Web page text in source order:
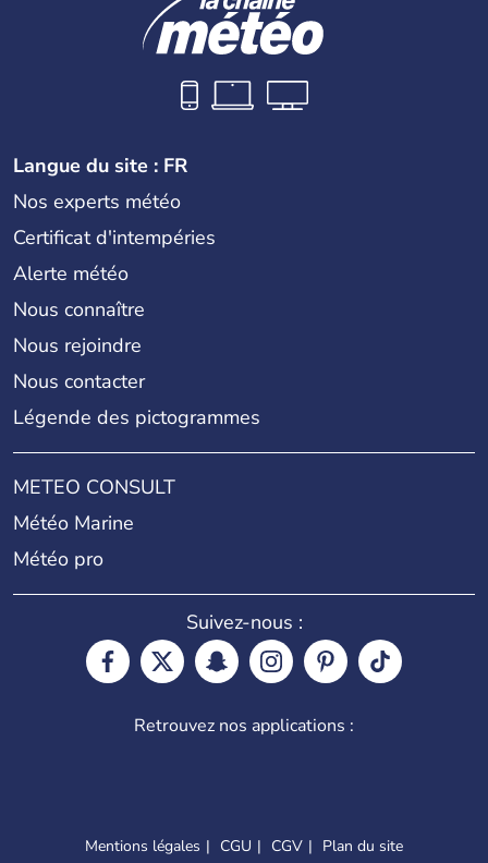
Langue du site : FR
Nos experts météo
Certificat d'intempéries
Alerte météo
Nous connaître
Nous rejoindre
Nous contacter
Légende des pictogrammes
METEO CONSULT
Météo Marine
Météo pro
Suivez-nous :
Retrouvez nos applications :
Mentions légales CGU CGV Plan du site